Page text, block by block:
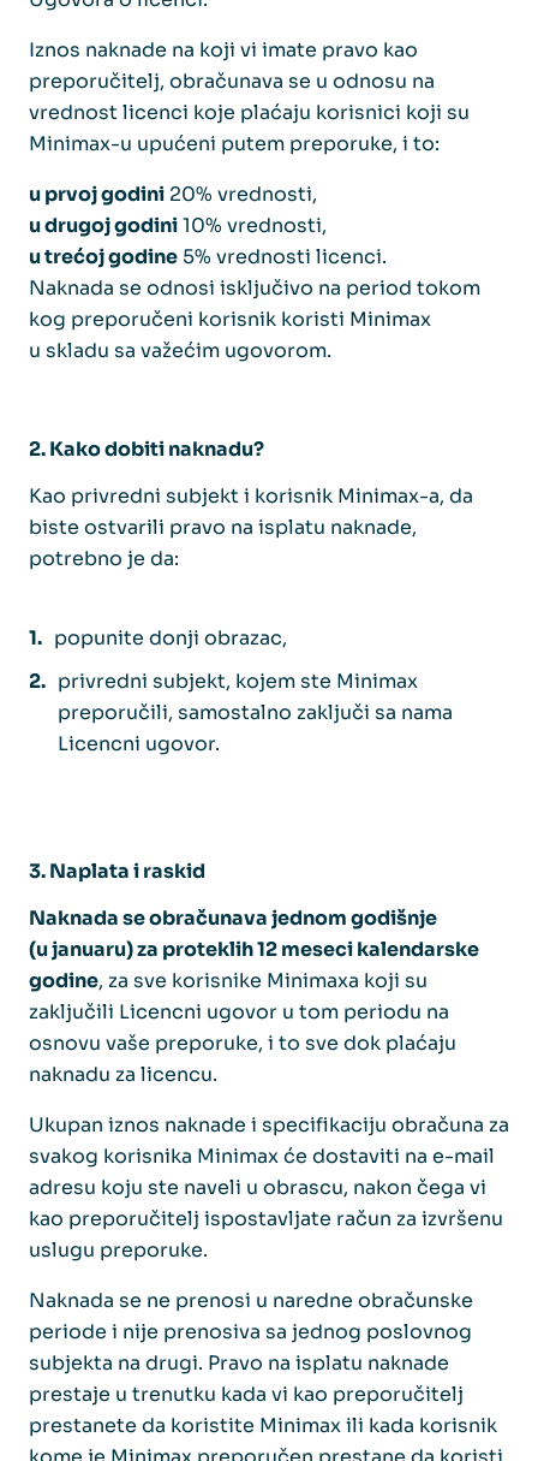
Iznos naknade na koji vi imate pravo kao
preporučitelj, obračunava se u odnosu na
vrednost licenci koje plaćaju korisnici koji su
Minimax-u upućeni putem preporuke, i to:
u prvoj godini 20% vrednosti,
u drugoj godini10% vrednosti,
u trećoj godine 5% vrednosti licenci.
Naknada se odnosi isključivo na period tokom
kog preporučeni korisnik koristi Minimax
u skladu sa važećim ugovorom.
2. Kako dobiti naknadu?
Kao privredni subjekt i korisnik Minimax-a, da
biste ostvarili pravo na isplatu naknade,
potrebno je da:
popunite donji obrazac,
privredni subjekt, kojem ste Minimax
preporučili, samostalno zaključi sa nama
Licencni ugovor.
3.Naplata i raskid
Naknada se obračunava jednom godišnje
(u januaru) za proteklih 12 meseci kalendarske
godine, za sve korisnike Minimaxa koji su
zaključili Licencni ugovor u tom periodu na
osnovu vaše preporuke, i to sve dok plaćaju
naknadu za licencu.
Ukupan iznos naknade i specifikaciju obračuna za
svakog korisnika Minimax će dostaviti na e-mail
adresu koju ste naveli u obrascu, nakon čega vi
kao preporučitelj ispostavljate račun za izvršenu
uslugu preporuke.
Naknada se ne prenosi u naredne obračunske
periode i nije prenosiva sa jednog poslovnog
subjekta na drugi. Pravo na isplatu naknade
prestaje u trenutku kada vi kao preporučitelj
prestanete da koristite Minimax ili kada korisnik